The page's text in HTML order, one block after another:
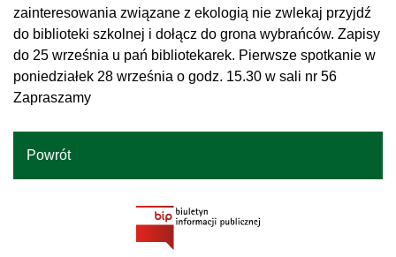
zainteresowania związane z ekologią nie zwlekaj przyjdź
do biblioteki szkolnej i dołącz do grona wybrańców. Zapisy
do 25 września u pań bibliotekarek. Pierwsze spotkanie w
poniedziałek 28 września o godz. 15.30 w sali nr 56
Zapraszamy
Powrót